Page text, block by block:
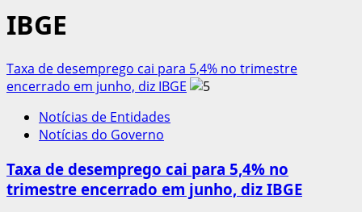
IBGE
Taxa de desemprego cai para 5,4% no trimestre
encerrado em junho, diz IBGE
Notícias de Entidades
Notícias do Governo
Taxa de desemprego cai para 5,4% no
trimestre encerrado em junho, diz IBGE